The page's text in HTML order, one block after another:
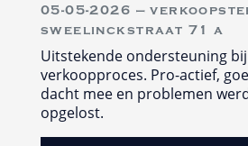
05-05-2026 —
sweelinckstraat 71 a
Uitstekende ondersteuning
verkoopproces. Pro-actief,
dacht mee en problemen
opgelost.